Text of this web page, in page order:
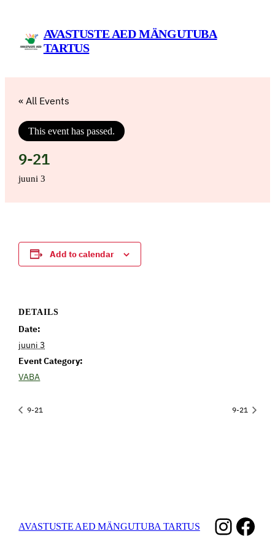
AVASTUSTE AED MÄNGUTUBA
TARTUS
« All Events
This event has passed.
9-21
juuni 3
Add to calendar
DETAILS
Date:
juuni 3
Event Category:
VABA
9-21 9-21
AVASTUSTE AED MÄNGUTUBA TARTUS